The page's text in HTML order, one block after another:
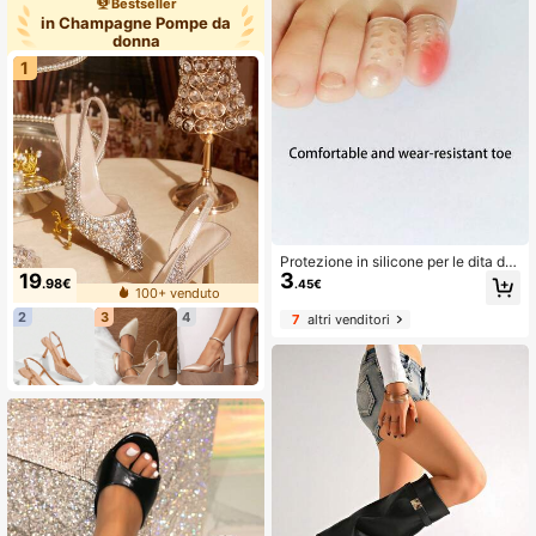
Bestseller
in Champagne Pompe da
donna
1
19.98€
100+ venduto
2
3 4
Protezione in silicone per le dita dei
piedi, protezione anti-attrito per le d
ita, protezione ultra-sottile per la ca
viglia, protezione per le dita, access
ori per scarpe per donne e uomini
3.45€
7 altri venditori